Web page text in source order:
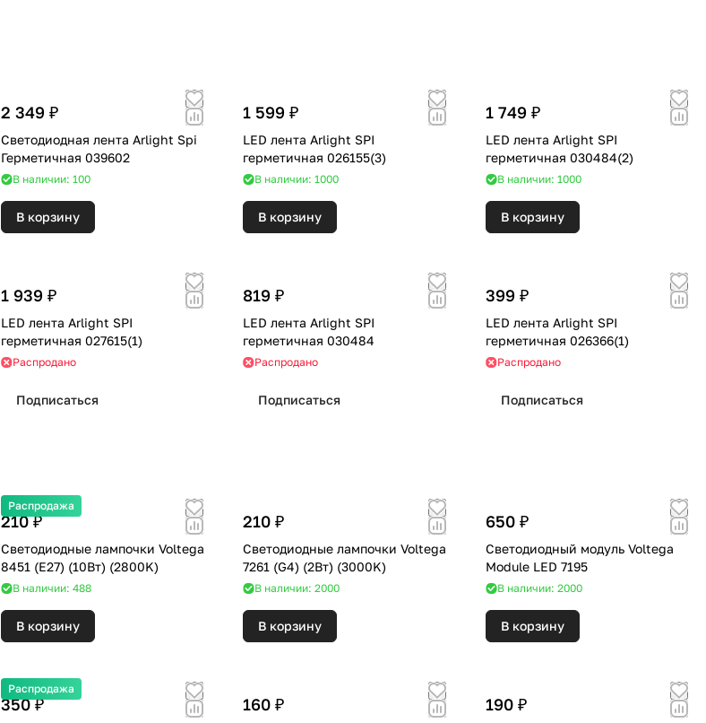
2 349 ₽
Светодиодная лента Arlight Spi
Герметичная 039602
В наличии: 100
В корзину
1 599 ₽
LED лента Arlight SPI
герметичная 026155(3)
В наличии: 1000
В корзину
1 749 ₽
LED лента Arlight SPI
герметичная 030484(2)
В наличии: 1000
В корзину
1 939 ₽
LED лента Arlight SPI
герметичная 027615(1)
Распродано
Подписаться
819 ₽
LED лента Arlight SPI
герметичная 030484
Распродано
Подписаться
399 ₽
LED лента Arlight SPI
герметичная 026366(1)
Распродано
Подписаться
Распродажа
210 ₽
Светодиодные лампочки Voltega
8451 (E27) (10Вт) (2800K)
В наличии: 488
В корзину
210 ₽
Светодиодные лампочки Voltega
7261 (G4) (2Вт) (3000K)
В наличии: 2000
В корзину
650 ₽
Светодиодный модуль Voltega
Module LED 7195
В наличии: 2000
В корзину
Распродажа
350 ₽ 160 ₽ 190 ₽